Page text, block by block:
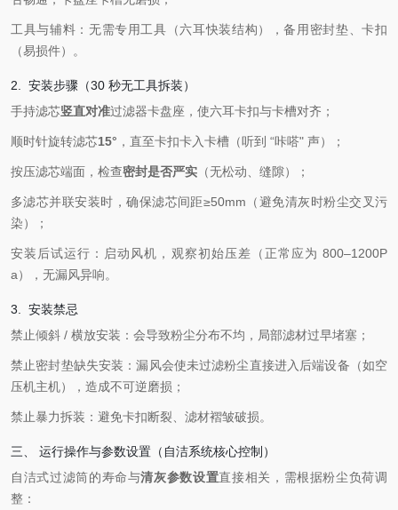
工具与辅料：无需专用工具（六耳快装结构），备用密封垫、卡扣
（易损件）。
2. 安装步骤（30 秒无工具拆装）
手持滤芯竖直对准过滤器卡盘座，使六耳卡扣与卡槽对齐；
顺时针旋转滤芯15° ，直至卡扣卡入卡槽（听到 “咔嗒" 声）；
按压滤芯端面，检查密封是否严实 （无松动、缝隙）；
多滤芯并联安装时，确保滤芯间距≥50mm（避免清灰时粉尘交叉污
染）；
安装后试运行：启动风机，观察初始压差（正常应为 800–1200P
a），无漏风异响。
3. 安装禁忌
禁止倾斜 / 横放安装：会导致粉尘分布不均，局部滤材过早堵塞；
禁止密封垫缺失安装：漏风会使未过滤粉尘直接进入后端设备（如空
压机主机），造成不可逆磨损；
禁止暴力拆装：避免卡扣断裂、滤材褶皱破损。
三、 运行操作与参数设置（自洁系统核心控制）
自洁式过滤筒的寿命与清灰参数设置直接相关，需根据粉尘负荷调
整：